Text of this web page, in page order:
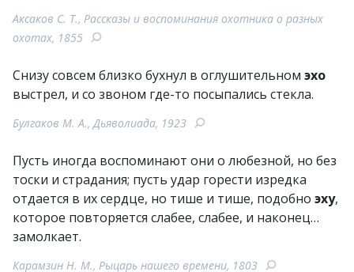
Аксаков С. Т., Рассказы и воспоминания охотника о разных
охотах, 1855
Снизу совсем близко бухнул в оглушительном эхо
выстрел, и со звоном где-то посыпались стекла.
Булгаков М. А., Дьяволиада, 1923
Пусть иногда воспоминают они о любезной, но без
тоски и страдания; пусть удар горести изредка
отдается в их сердце, но тише и тише, подобно эху,
которое повторяется слабее, слабее, и наконец…
замолкает.
Карамзин Н. М., Рыцарь нашего времени, 1803